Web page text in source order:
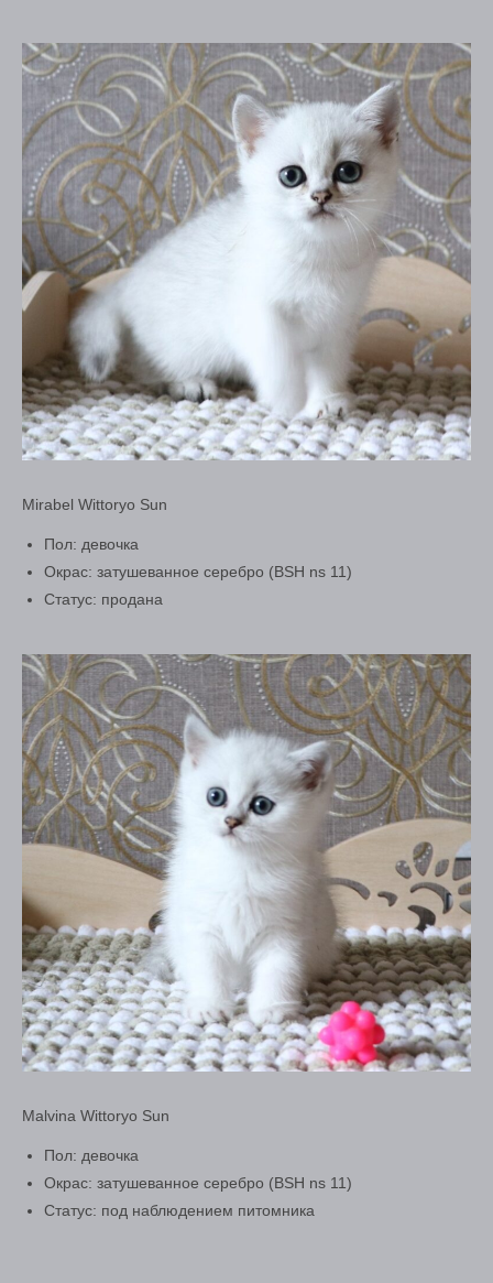
Mirabel Wittoryo Sun
Пол: девочка
Окрас: затушеванное серебро (BSH ns 11)
Статус: продана
Malvina Wittoryo Sun
Пол: девочка
Окрас: затушеванное серебро (BSH ns 11)
Статус: под наблюдением питомника